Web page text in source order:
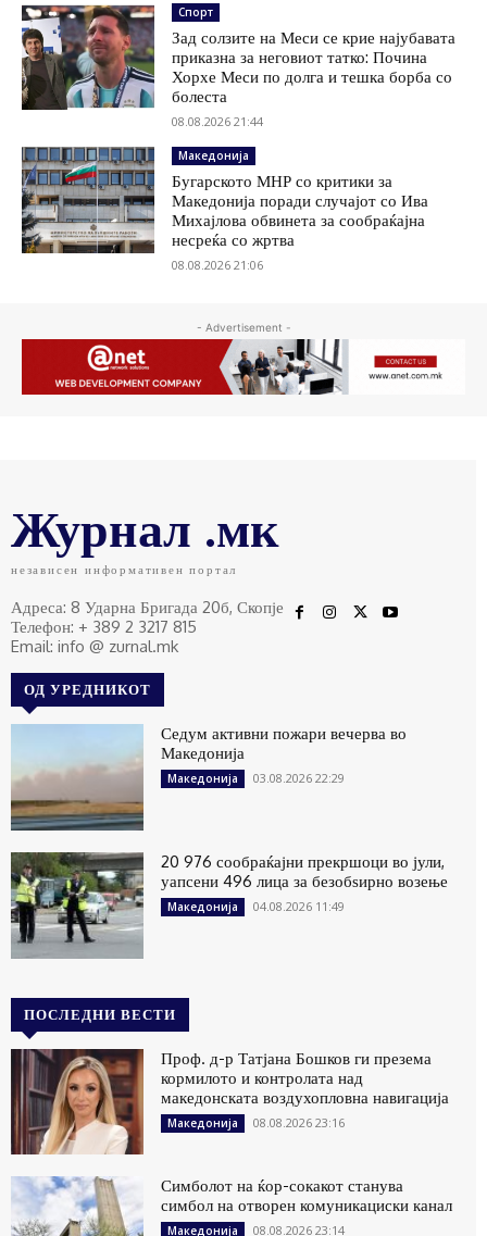
Спорт
Зад солзите на Меси се крие најубавата
приказна за неговиот татко: Почина
Хорхе Меси по долга и тешка борба со
болеста
08.08.2026 21:44
Македонија
Бугарското МНР со критики за
Македонија поради случајот со Ива
Михајлова обвинета за сообраќајна
несреќа со жртва
08.08.2026 21:06
- Advertisement -
Журнал .мк
независен информативен портал
Адреса: 8 Ударна Бригада 20б, Скопје
Телефон: + 389 2 3217 815
Email: info @ zurnal.mk
ОД УРЕДНИКОТ
Седум активни пожари вечерва во
Македонија
Македонија 03.08.2026 22:29
20 976 сообраќајни прекршоци во јули,
уапсени 496 лица за безобѕирно возење
Македонија 04.08.2026 11:49
ПОСЛЕДНИ ВЕСТИ
Проф. д-р Татјана Бошков ги презема
кормилото и контролата над
македонската воздухопловна навигација
Македонија 08.08.2026 23:16
Симболот на ќор-сокакот станува
симбол на отворен комуникациски канал
Македонија 08.08.2026 23:14